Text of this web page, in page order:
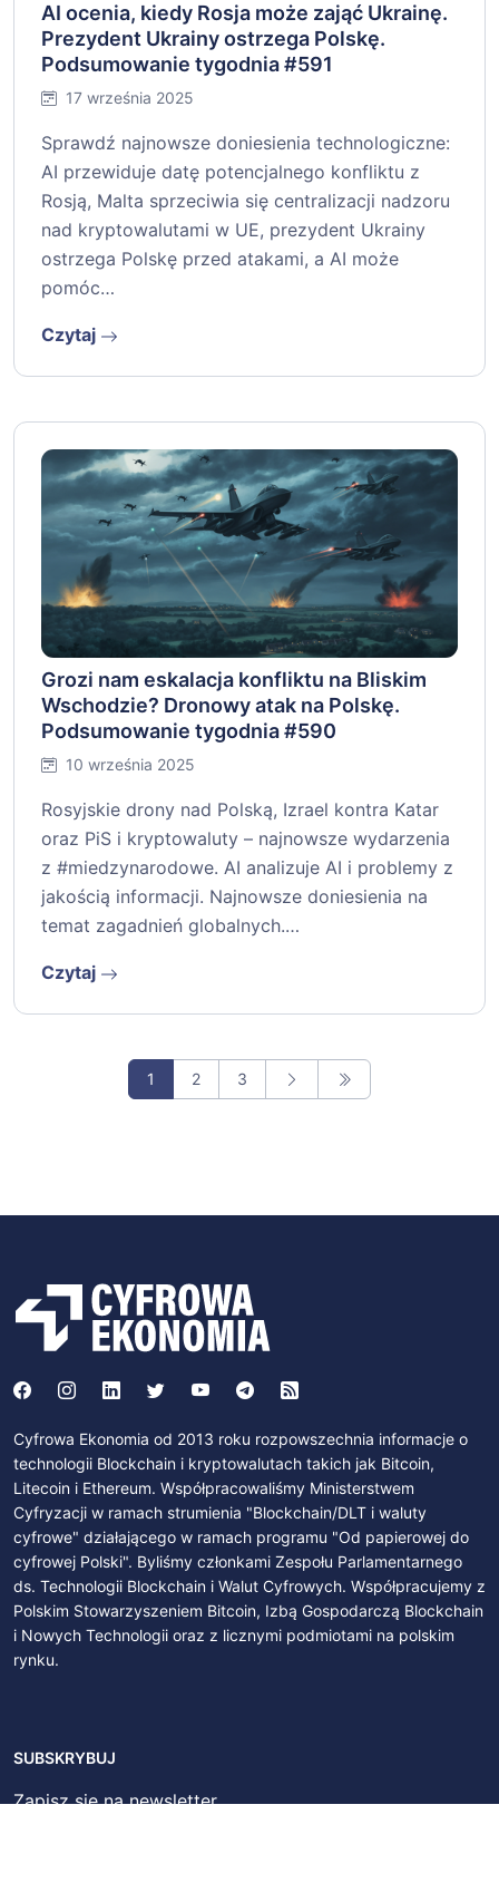
AI ocenia, kiedy Rosja może zająć Ukrainę.
Prezydent Ukrainy ostrzega Polskę.
Podsumowanie tygodnia #591
17 września 2025
Sprawdź najnowsze doniesienia technologiczne:
AI przewiduje datę potencjalnego konfliktu z
Rosją, Malta sprzeciwia się centralizacji nadzoru
nad kryptowalutami w UE, prezydent Ukrainy
ostrzega Polskę przed atakami, a AI może
pomóc…
Czytaj
Grozi nam eskalacja konfliktu na Bliskim
Wschodzie? Dronowy atak na Polskę.
Podsumowanie tygodnia #590
10 września 2025
Rosyjskie drony nad Polską, Izrael kontra Katar
oraz PiS i kryptowaluty – najnowsze wydarzenia
z #miedzynarodowe. AI analizuje AI i problemy z
jakością informacji. Najnowsze doniesienia na
temat zagadnień globalnych.…
Czytaj
1 2 3
Cyfrowa Ekonomia od 2013 roku rozpowszechnia informacje o
technologii Blockchain i kryptowalutach takich jak Bitcoin,
Litecoin i Ethereum. Współpracowaliśmy Ministerstwem
Cyfryzacji w ramach strumienia "Blockchain/DLT i waluty
cyfrowe" działającego w ramach programu "Od papierowej do
cyfrowej Polski". Byliśmy członkami Zespołu Parlamentarnego
ds. Technologii Blockchain i Walut Cyfrowych. Współpracujemy z
Polskim Stowarzyszeniem Bitcoin, Izbą Gospodarczą Blockchain
i Nowych Technologii oraz z licznymi podmiotami na polskim
rynku.
SUBSKRYBUJ
Zapisz się na newsletter